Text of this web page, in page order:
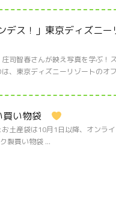
ス！」東京ディズニ
司智春さんが映え写真を学ぶ！
、東京ディズニーリゾートのオ
買い物袋
産袋は10月1日以降、オンラ
製買い物袋 ...